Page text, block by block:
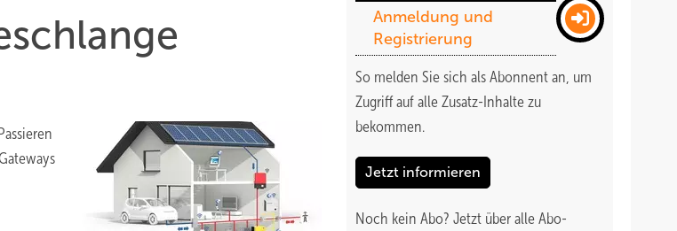
Anmeldung und
Registrierung
So melden Sie sich als Abonnent an, um
Zugriff auf alle Zusatz-Inhalte zu
bekommen.
Jetzt informieren
Noch kein Abo? Jetzt über alle Abo-